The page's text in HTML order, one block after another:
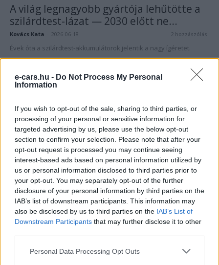
e-cars.hu - Do Not Process My Personal
Information
If you wish to opt-out of the sale, sharing to third parties, or
processing of your personal or sensitive information for
targeted advertising by us, please use the below opt-out
section to confirm your selection. Please note that after your
opt-out request is processed you may continue seeing
interest-based ads based on personal information utilized by
us or personal information disclosed to third parties prior to
your opt-out. You may separately opt-out of the further
disclosure of your personal information by third parties on the
IAB’s list of downstream participants. This information may
also be disclosed by us to third parties on the IAB’s List of
Downstream Participants that may further disclose it to other
Personal Data Processing Opt Outs
A világ legnagyobb gyártója lehűtötte a
szilárdtest-lázat — 2030 előtt ne...
Kovács Kata 2026-06-18 2 hozzászólás
Évek óta a szilárdtest-akkumulátorok jelentik a nagy ígéretet.
Akkumulátor
Fél éven belül beérheti a lítiumot a
nátrium — és 15...
Kovács Kata - 2026-06-15 2 hozzászólás
Olcsóbb villanyautók jöhetnek?